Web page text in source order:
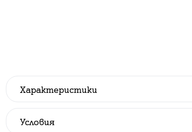
Характеристики
Производител:Huawei
Условия